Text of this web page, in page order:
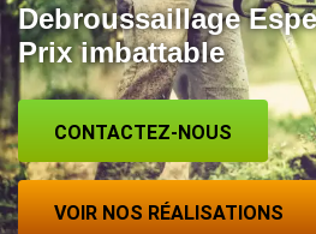
Debroussaillage
Prix imbattable
CONTACTEZ-NOUS
VOIR NOS RÉALISATIONS